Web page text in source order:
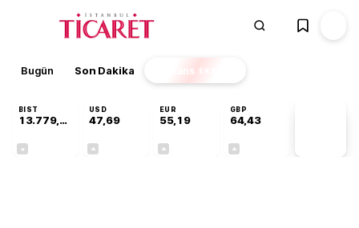
Bugün Son Dakika Finans EKSTRA
BIST
13.779,39
USD
47,69
EUR
55,19
GBP
64,43